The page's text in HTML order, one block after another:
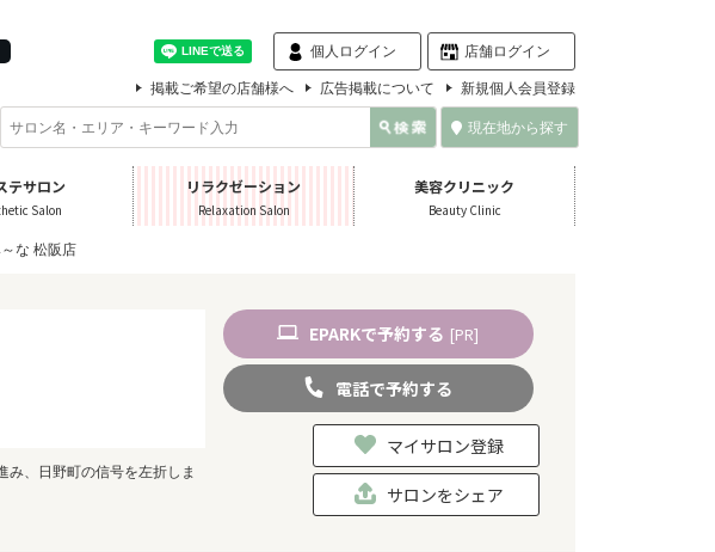
個人ログイン 店舗ログイン
掲載ご希望の店舗様へ 広告掲載について 新規個人会員登録
現在地から探す
テサロン
Salon
リラクゼーション
Relaxation Salon
美容クリニック
Beauty Clinic
な 松阪店
、日野町の信号を左折しま
EPARKで予約する [PR]
電話で予約する
マイサロン登録
サロンをシェア